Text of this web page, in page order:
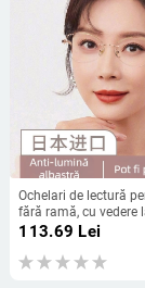
Ochelari de lectură
fără ramă, cu vedere
aproape, anti-lumină
pentru miopie,
113.69 Lei